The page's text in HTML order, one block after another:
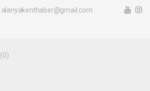
alanyakenthaber@gmail.com
(0)